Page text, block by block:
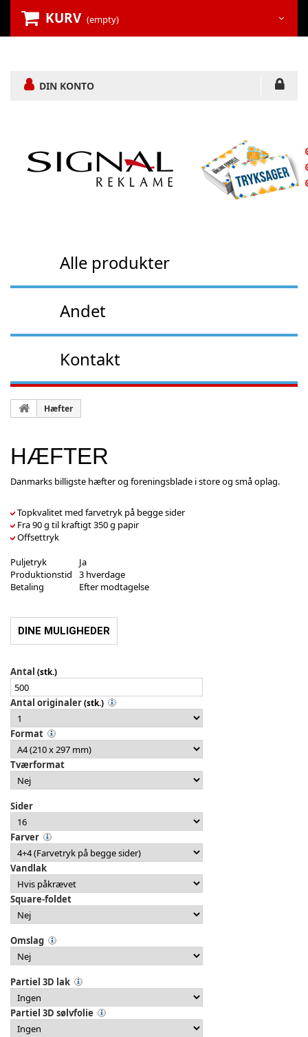
KURV (empty)
DIN KONTO
Alle produkter
Andet
Kontakt
Hæfter
HÆFTER
Danmarks billigste hæfter og foreningsblade i store og små oplag.
Topkvalitet med farvetryk på begge sider
Fra 90 g til kraftigt 350 g papir
Offsettryk
Puljetryk
Ja
Produktionstid
3 hverdage
Betaling
Efter modtagelse
DINE MULIGHEDER
Antal (stk.)
Antal originaler(stk.)
Format
Tværformat
Sider
Farver
Vandlak
Square-foldet
Omslag
Partiel 3D lak
Partiel 3D sølvfolie